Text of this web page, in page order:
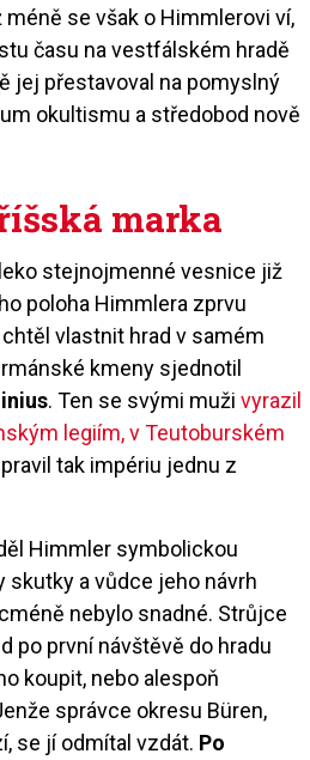
méně se však o Himmlerovi ví,
času na vestfálském hradě
jej přestavoval na pomyslný
okultismu a středobod nově
marka
stejnojmenné vesnice již
poloha Himmlera zprvu
vlastnit hrad v samém
kmeny sjednotil
. Ten se svými muži vyrazil
legiím, v Teutoburském
tak impériu jednu z
Himmler symbolickou
skutky a vůdce jeho návrh
nebylo snadné. Strůjce
po první návštěvě do hradu
koupit, nebo alespoň
správce okresu Büren,
se jí odmítal vzdát. Po